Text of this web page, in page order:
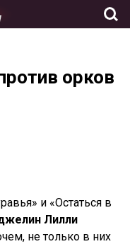
орков
и «Остаться в
Лилли
не только в них